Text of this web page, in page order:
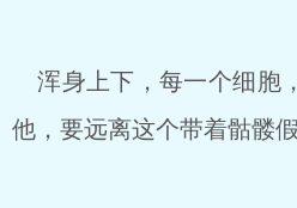
浑身上下，每一个细胞
他，要远离这个带着骷髅